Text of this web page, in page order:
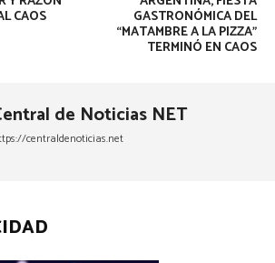
CAOS GASTRONÓMICA DEL
“MATAMBRE A LA PIZZA”
TERMINÓ EN CAOS
de Noticias NET
centraldenoticias.net